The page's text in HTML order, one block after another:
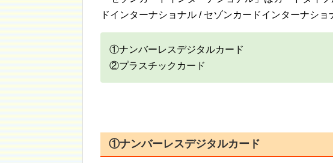
ドインターナショナル / セゾンカードインターナショ
①ナンバーレスデジタルカード
②プラスチックカード
①ナンバーレスデジタルカード